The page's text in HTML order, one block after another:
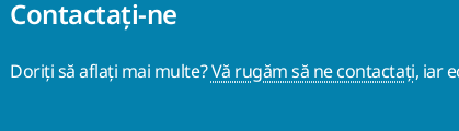
Contactaţi-ne
Doriți să aflați mai multe?Vă rugăm să ne contactați, iar